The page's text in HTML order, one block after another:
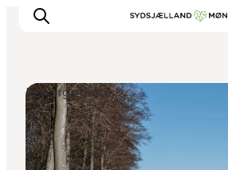
Erleben
Städte und Orte
Naturgebiete